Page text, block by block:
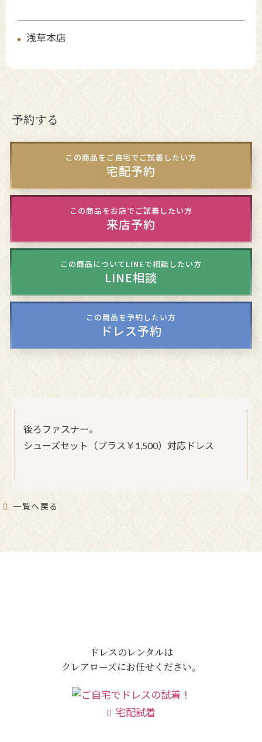
浅草本店
予約する
この商品をご自宅でご試着したい方
宅配予約
この商品をお店でご試着したい方
来店予約
この商品についてLINEで相談したい方
LINE相談
この商品を予約したい方
ドレス予約
後ろファスナー。
シューズセット（プラス￥1,500）対応ドレス
一覧へ戻る
ドレスのレンタルは
クレアローズにお任せください。
宅配試着